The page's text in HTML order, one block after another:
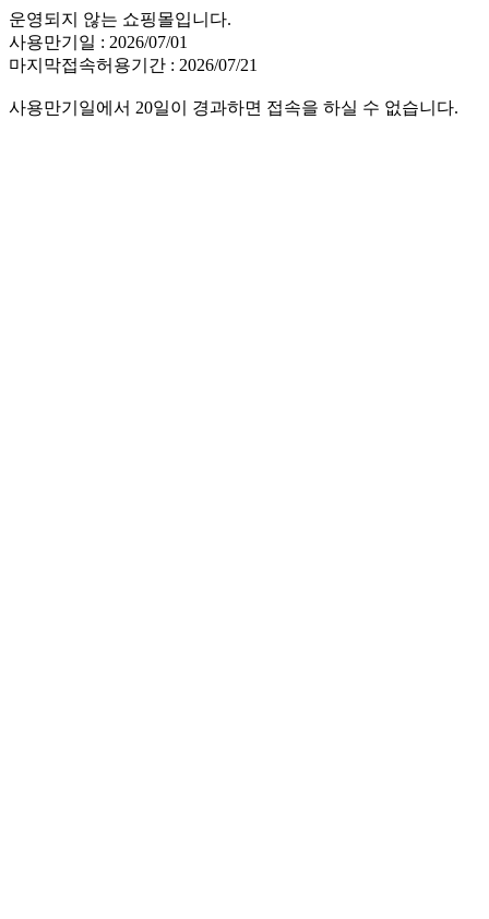
운영되지 않는 쇼핑몰입니다.
사용만기일 : 2026/07/01
마지막접속허용기간 : 2026/07/21
사용만기일에서 20일이 경과하면 접속을 하실 수 없습니다.